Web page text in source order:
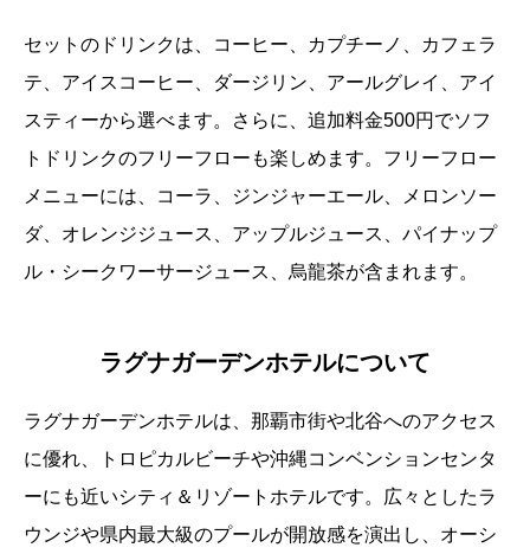
セットのドリンクは、コーヒー、カプチーノ、カフェラ
テ、アイスコーヒー、ダージリン、アールグレイ、アイ
スティーから選べます。さらに、追加料金500円でソフ
トドリンクのフリーフローも楽しめます。フリーフロー
メニューには、コーラ、ジンジャーエール、メロンソー
ダ、オレンジジュース、アップルジュース、パイナップ
ル・シークワーサージュース、烏龍茶が含まれます。
ラグナガーデンホテルについて
ラグナガーデンホテルは、那覇市街や北谷へのアクセス
に優れ、トロピカルビーチや沖縄コンベンションセンタ
ーにも近いシティ＆リゾートホテルです。広々としたラ
ウンジや県内最大級のプールが開放感を演出し、オーシ